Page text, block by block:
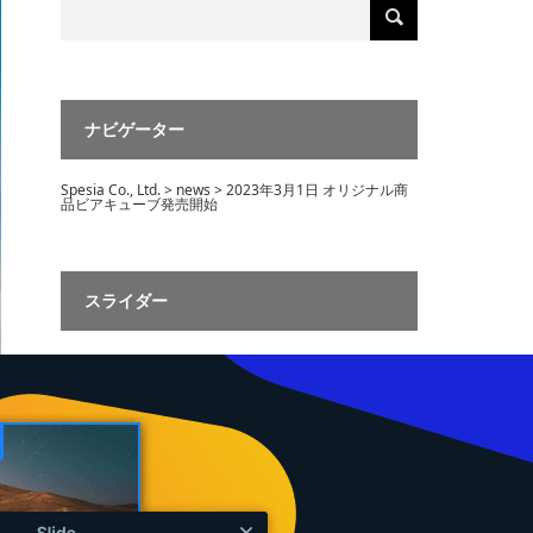
ナビゲーター
Spesia Co., Ltd.> news >2023年3月1日 オリジナル商
品ビアキューブ発売開始
スライダー